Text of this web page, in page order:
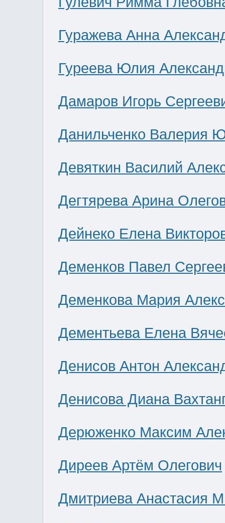
Гуражева Анна
Гуреева Юлия
Дамаров Игорь
Данильченко Валерия
Девяткин Василий
Дегтярева Арина
Дейнеко Елена
Деменков Павел
Деменкова Мария
Дементьева Елена
Денисов Антон
Денисова Диана
Дерюженко Максим
Диреев Артём Олегович
Дмитриева Анастасия